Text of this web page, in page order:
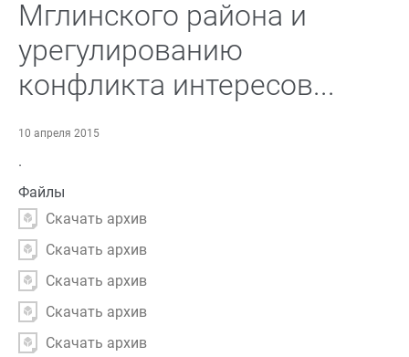
Мглинского района и
урегулированию
конфликта интересов...
10 апреля 2015
.
Файлы
Скачать архив
Скачать архив
Скачать архив
Скачать архив
Скачать архив